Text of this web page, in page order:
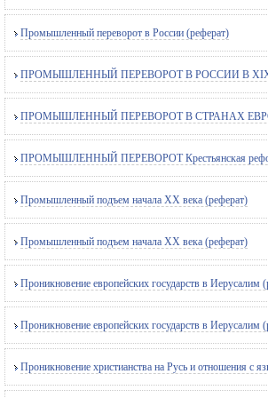
Промышленный переворот в России (реферат)
ПРОМЫШЛЕННЫЙ ПЕРЕВОРОТ В РОССИИ В XIX
ПРОМЫШЛЕННЫЙ ПЕРЕВОРОТ В СТРАНАХ
ПРОМЫШЛЕННЫЙ ПЕРЕВОРОТ Крестьянская
Промышленный подъем начала ХХ века (реферат)
Промышленный подъем начала ХХ века (реферат)
Проникновение европейских государств в Иерусалим
Проникновение европейских государств в Иерусалим
Проникновение христианства на Русь и отношения с